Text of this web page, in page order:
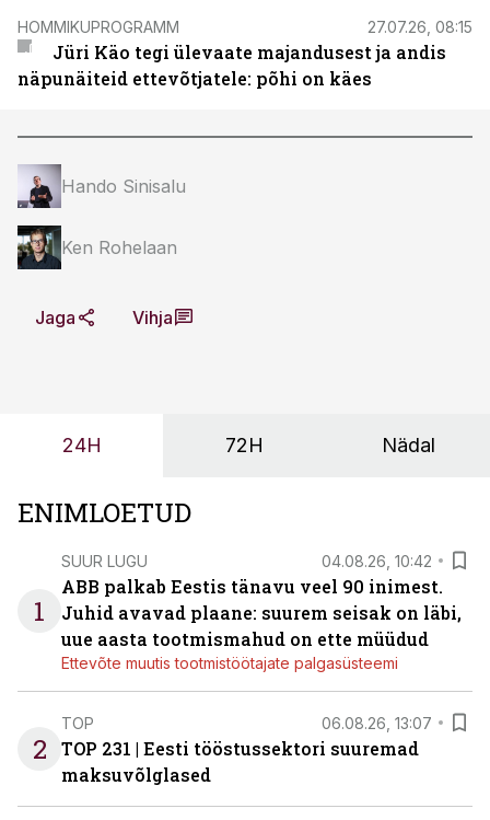
HOMMIKUPROGRAMM 27.07.26, 08:15
Jüri Käo tegi ülevaate majandusest ja andis
näpunäiteid ettevõtjatele: põhi on käes
Hando Sinisalu
Ken Rohelaan
Jaga Vihja
24H 72H Nädal
ENIMLOETUD
1
SUUR LUGU 04.08.26, 10:42
ABB palkab Eestis tänavu veel 90 inimest.
Juhid avavad plaane: suurem seisak on läbi,
uue aasta tootmismahud on ette müüdud
Ettevõte muutis tootmistöötajate palgasüsteemi
2
TOP 06.08.26, 13:07
TOP 231 | Eesti tööstussektori suuremad
maksuvõlglased